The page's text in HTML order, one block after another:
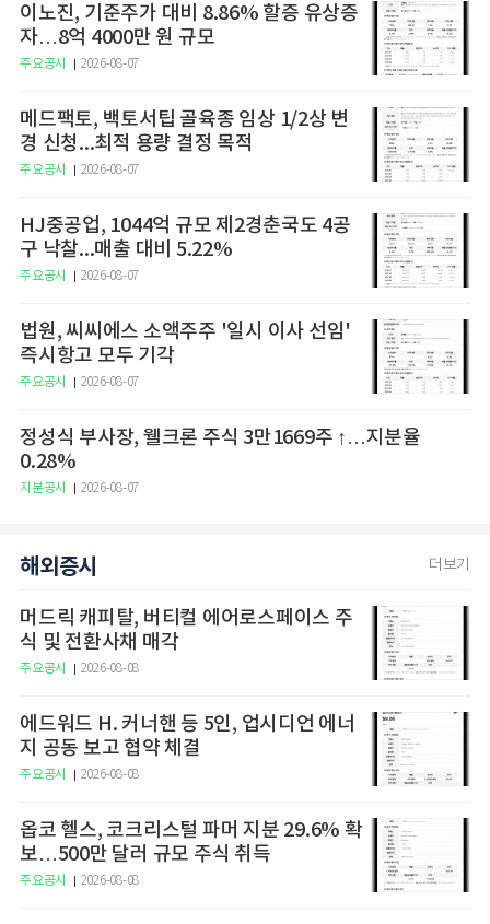
이노진, 기준주가 대비 8.86% 할증 유상증
자…8억 4000만 원 규모
주요공시 2026-08-07
메드팩토, 백토서팁 골육종 임상 1/2상 변
경 신청...최적 용량 결정 목적
주요공시 2026-08-07
HJ중공업, 1044억 규모 제2경춘국도 4공
구 낙찰...매출 대비 5.22%
주요공시 2026-08-07
법원, 씨씨에스 소액주주 '일시 이사 선임'
즉시항고 모두 기각
주요공시 2026-08-07
정성식 부사장, 웰크론 주식 3만1669주 ↑…지분율
0.28%
지분공시 2026-08-07
해외증시 더보기
머드릭 캐피탈, 버티컬 에어로스페이스 주
식 및 전환사채 매각
주요공시 2026-08-08
에드워드 H. 커너핸 등 5인, 업시디언 에너
지 공동 보고 협약 체결
주요공시 2026-08-08
옵코 헬스, 코크리스털 파머 지분 29.6% 확
보…500만 달러 규모 주식 취득
주요공시 2026-08-08